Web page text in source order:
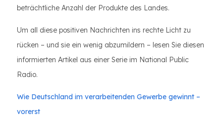
beträchtliche Anzahl der Produkte des Landes.
Um all diese positiven Nachrichten ins rechte Licht zu
rücken – und sie ein wenig abzumildern – lesen Sie diesen
informierten Artikel aus einer Serie im National Public
Radio.
Wie Deutschland im verarbeitenden Gewerbe gewinnt –
vorerst